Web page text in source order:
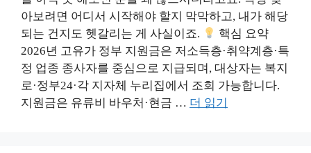
아보려면 어디서 시작해야 할지 막막하고, 내가 해당
되는 건지도 헷갈리는 게 사실이죠.
핵심 요약
2026년 고유가 정부 지원금은 저소득층·취약계층·특
정 업종 종사자를 중심으로 지급되며, 대상자는 복지
로·정부24·각 지자체 누리집에서 조회 가능합니다.
지원금은 유류비 바우처·현금 … 더 읽기